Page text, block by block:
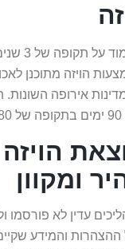
תוקף
הויזה מתוכנן
אירופה השונות.
ומקוון
עדין לא פורסמו
ההצהרות והמידע